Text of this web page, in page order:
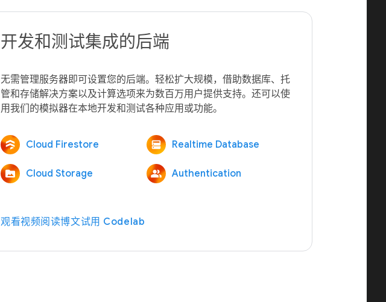
开发和测试集成的后端
无需管理服务器即可设置您的后端。轻松扩大规模，借助数据库、托
管和存储解决方案以及计算选项来为数百万用户提供支持。还可以使
Cloud Firestore Realtime Database
Cloud Storage Authentication
观看视频阅读博文试用 Codelab